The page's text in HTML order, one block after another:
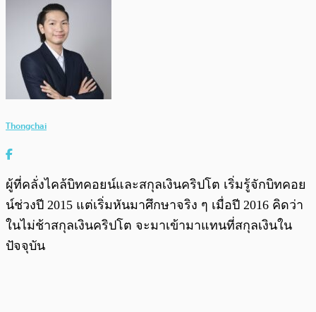
Thongchai
ผู้ที่คลั่งไคล้บิทคอยน์และสกุลเงินคริปโต เริ่มรู้จักบิทคอย
น์ช่วงปี 2015 แต่เริ่มหันมาศึกษาจริง ๆ เมื่อปี 2016 คิดว่า
ในไม่ช้าสกุลเงินคริปโต จะมาเข้ามาแทนที่สกุลเงินใน
ปัจจุบัน